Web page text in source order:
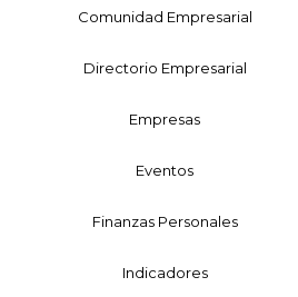
Comunidad Empresarial
Directorio Empresarial
Empresas
Eventos
Finanzas Personales
Indicadores